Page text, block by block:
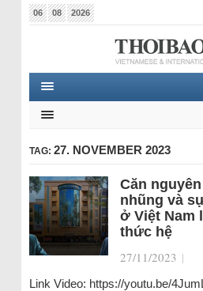
06 08 2026
TAG: 27. NOVEMBER 2023
Căn
nhũng và
ở Việt Nam
thức hệ
27/11/2023 |
Link Video: https://youtu.be/